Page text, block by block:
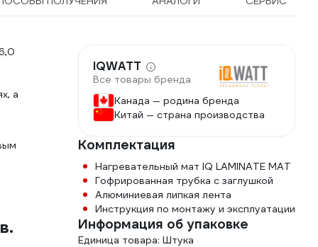
а
IQWATT
Все товары бренда
Канада — родина бренда
Китай — страна производства
Комплектация
Нагревательный мат IQ LAMINATE MAT
Гофрированная трубка с заглушкой
Алюминиевая липкая лента
Инструкция по монтажу и эксплуатации
Информация об упаковке
Единица товара: Штука